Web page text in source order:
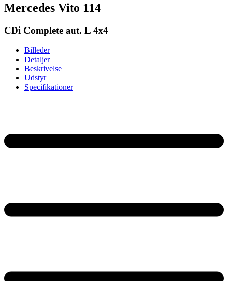
Mercedes Vito 114
CDi Complete aut. L 4x4
Billeder
Detaljer
Beskrivelse
Udstyr
Specifikationer